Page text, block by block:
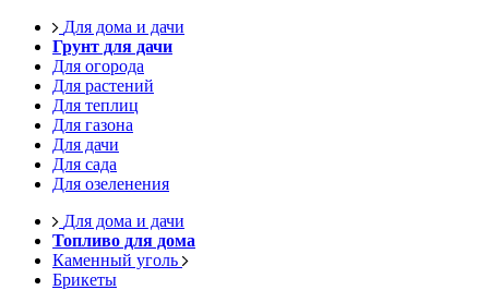
Для дома и дачи
Грунт для дачи
Для огорода
Для растений
Для теплиц
Для газона
Для дачи
Для сада
Для озеленения
Для дома и дачи
Топливо для дома
Каменный уголь
Брикеты